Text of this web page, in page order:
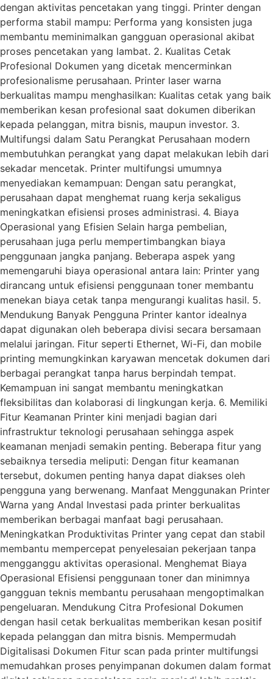
dengan aktivitas pencetakan yang tinggi. Printer dengan
performa stabil mampu: Performa yang konsisten juga
membantu meminimalkan gangguan operasional akibat
proses pencetakan yang lambat. 2. Kualitas Cetak
Profesional Dokumen yang dicetak mencerminkan
profesionalisme perusahaan. Printer laser warna
berkualitas mampu menghasilkan: Kualitas cetak yang baik
memberikan kesan profesional saat dokumen diberikan
kepada pelanggan, mitra bisnis, maupun investor. 3.
Multifungsi dalam Satu Perangkat Perusahaan modern
membutuhkan perangkat yang dapat melakukan lebih dari
sekadar mencetak. Printer multifungsi umumnya
menyediakan kemampuan: Dengan satu perangkat,
perusahaan dapat menghemat ruang kerja sekaligus
meningkatkan efisiensi proses administrasi. 4. Biaya
Operasional yang Efisien Selain harga pembelian,
perusahaan juga perlu mempertimbangkan biaya
penggunaan jangka panjang. Beberapa aspek yang
memengaruhi biaya operasional antara lain: Printer yang
dirancang untuk efisiensi penggunaan toner membantu
menekan biaya cetak tanpa mengurangi kualitas hasil. 5.
Mendukung Banyak Pengguna Printer kantor idealnya
dapat digunakan oleh beberapa divisi secara bersamaan
melalui jaringan. Fitur seperti Ethernet, Wi-Fi, dan mobile
printing memungkinkan karyawan mencetak dokumen dari
berbagai perangkat tanpa harus berpindah tempat.
Kemampuan ini sangat membantu meningkatkan
fleksibilitas dan kolaborasi di lingkungan kerja. 6. Memiliki
Fitur Keamanan Printer kini menjadi bagian dari
infrastruktur teknologi perusahaan sehingga aspek
keamanan menjadi semakin penting. Beberapa fitur yang
sebaiknya tersedia meliputi: Dengan fitur keamanan
tersebut, dokumen penting hanya dapat diakses oleh
pengguna yang berwenang. Manfaat Menggunakan Printer
Warna yang Andal Investasi pada printer berkualitas
memberikan berbagai manfaat bagi perusahaan.
Meningkatkan Produktivitas Printer yang cepat dan stabil
membantu mempercepat penyelesaian pekerjaan tanpa
mengganggu aktivitas operasional. Menghemat Biaya
Operasional Efisiensi penggunaan toner dan minimnya
gangguan teknis membantu perusahaan mengoptimalkan
pengeluaran. Mendukung Citra Profesional Dokumen
dengan hasil cetak berkualitas memberikan kesan positif
kepada pelanggan dan mitra bisnis. Mempermudah
Digitalisasi Dokumen Fitur scan pada printer multifungsi
memudahkan proses penyimpanan dokumen dalam format